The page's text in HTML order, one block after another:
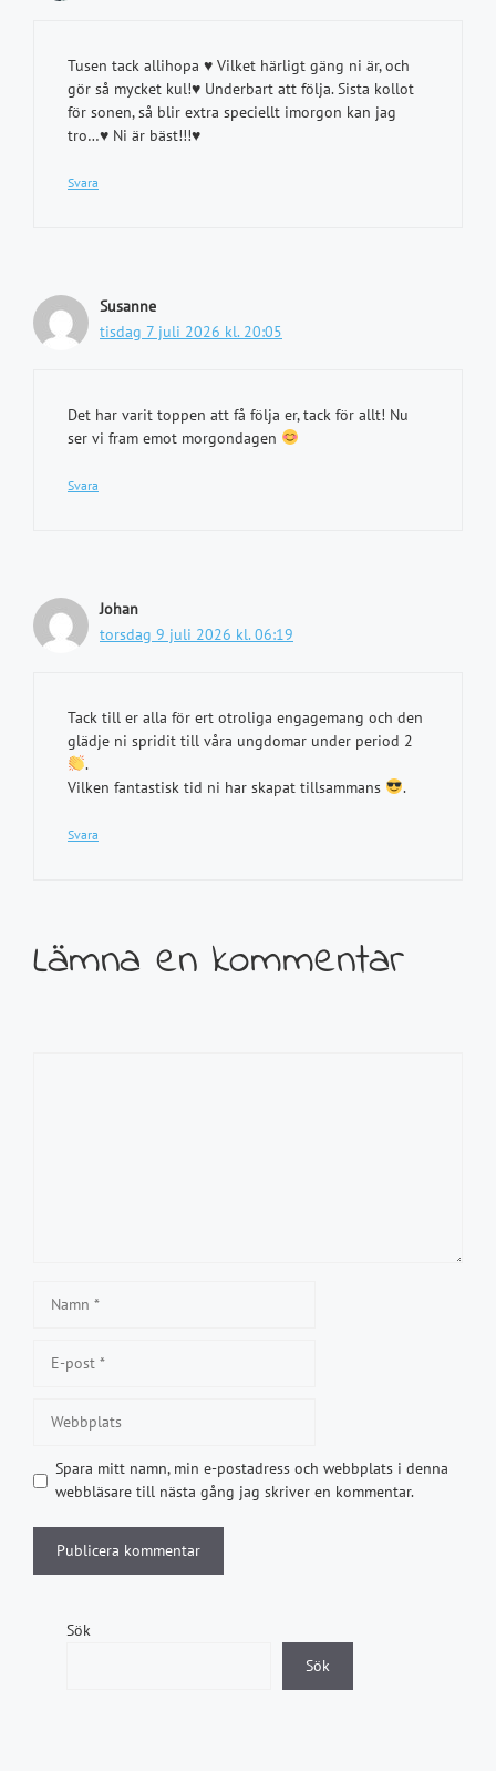
Tusen tack allihopa ♥️ Vilket härligt gäng ni är, och
gör så mycket kul!♥️ Underbart att följa. Sista kollot
för sonen, så blir extra speciellt imorgon kan jag
tro…♥️ Ni är bäst!!!♥️
Svara
Susanne
tisdag 7 juli 2026 kl. 20:05
Det har varit toppen att få följa er, tack för allt! Nu
ser vi fram emot morgondagen
Svara
Johan
torsdag 9 juli 2026 kl. 06:19
Tack till er alla för ert otroliga engagemang och den
glädje ni spridit till våra ungdomar under period 2
.
Vilken fantastisk tid ni har skapat tillsammans
.
Svara
Lämna en kommentar
post
Spara mitt namn, min e-postadress och webbplats i denna
webbläsare till nästa gång jag skriver en kommentar.
Sök
Sök